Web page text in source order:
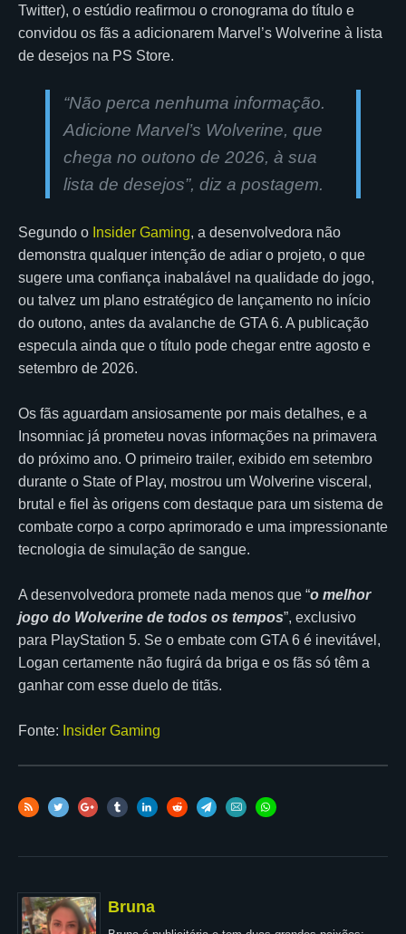
Twitter), o estúdio reafirmou o cronograma do título e
convidou os fãs a adicionarem Marvel’s Wolverine à lista
de desejos na PS Store.
“Não perca nenhuma informação.
Adicione Marvel’s Wolverine, que
chega no outono de 2026, à sua
lista de desejos”, diz a postagem.
Segundo o Insider Gaming, a desenvolvedora não
demonstra qualquer intenção de adiar o projeto, o que
sugere uma confiança inabalável na qualidade do jogo,
ou talvez um plano estratégico de lançamento no início
do outono, antes da avalanche de GTA 6. A publicação
especula ainda que o título pode chegar entre agosto e
setembro de 2026.
Os fãs aguardam ansiosamente por mais detalhes, e a
Insomniac já prometeu novas informações na primavera
do próximo ano. O primeiro trailer, exibido em setembro
durante o State of Play, mostrou um Wolverine visceral,
brutal e fiel às origens com destaque para um sistema de
combate corpo a corpo aprimorado e uma impressionante
tecnologia de simulação de sangue.
A desenvolvedora promete nada menos que “o melhor
jogo do Wolverine de todos os tempos”, exclusivo
para PlayStation 5. Se o embate com GTA 6 é inevitável,
Logan certamente não fugirá da briga e os fãs só têm a
ganhar com esse duelo de titãs.
Fonte: Insider Gaming
Bruna